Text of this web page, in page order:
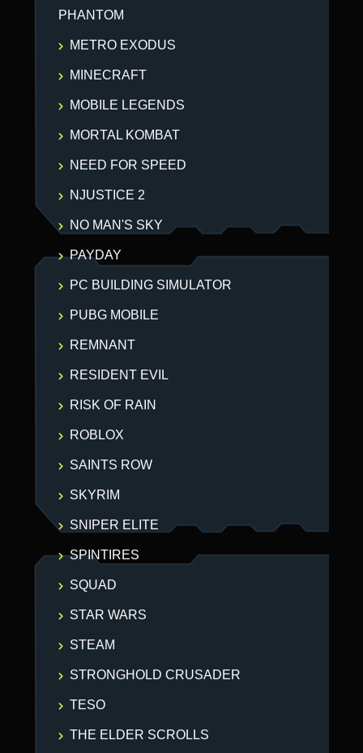
PHANTOM
METRO EXODUS
MINECRAFT
MOBILE LEGENDS
MORTAL KOMBAT
NEED FOR SPEED
NJUSTICE 2
NO MAN'S SKY
PAYDAY
PC BUILDING SIMULATOR
PUBG MOBILE
REMNANT
RESIDENT EVIL
RISK OF RAIN
ROBLOX
SAINTS ROW
SKYRIM
SNIPER ELITE
SPINTIRES
SQUAD
STAR WARS
STEAM
STRONGHOLD CRUSADER
TESO
THE ELDER SCROLLS